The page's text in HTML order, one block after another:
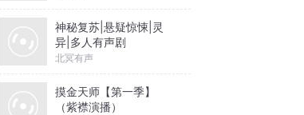
神秘复苏|悬疑惊悚|灵
异|多人有声剧
北冥有声
摸金天师【第一季】
（紫襟演播）